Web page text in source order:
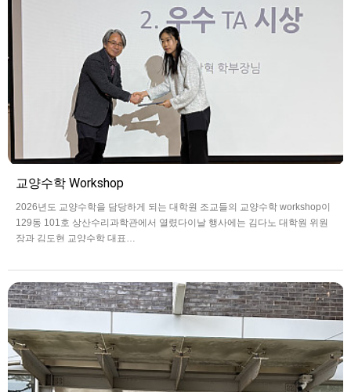
교양수학 Workshop
2026년도 교양수학을 담당하게 되는 대학원 조교들의 교양수학 workshop이
129동 101호 상산수리과학관에서 열렸다이날 행사에는 김다노 대학원 위원
장과 김도현 교양수학 대표…